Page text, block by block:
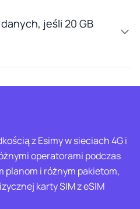
jeśli 20 GB
z Esimy w sieciach 4G i
operatorami podczas
planom i różnym pakietom,
karty SIM z eSIM